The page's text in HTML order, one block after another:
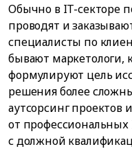
Обычно в IT-секторе
проводят и
специалисты по
бывают маркетологи,
формулируют цель
решения более
аутсорсинг проектов
от профессиональных
с должной